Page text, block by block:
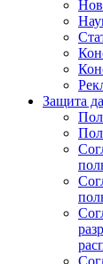
Защита